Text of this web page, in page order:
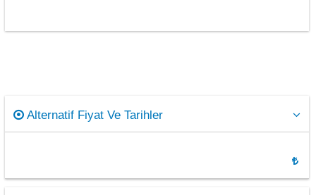
Alternatif Fiyat Ve Tarihler